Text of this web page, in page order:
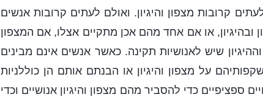
קרובות מצפון והיגיון. ואולם לעתים קרובות אנשים
ובהיגיון, או אם אחד מהם אכן מתקיים אצלו, אם המצפון
שיש לאנושיות תקינה. כאשר אנשים אינם מבינים
על מצפון והיגיון או הבנתם אותם הן כוללניות
ספציפיים כדי להסביר מהם מצפון והיגיון אנושיים וכדי